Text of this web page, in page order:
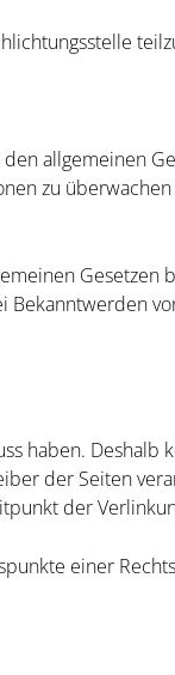
allgemeinen
zu
haben.
der Seiten
der
einer